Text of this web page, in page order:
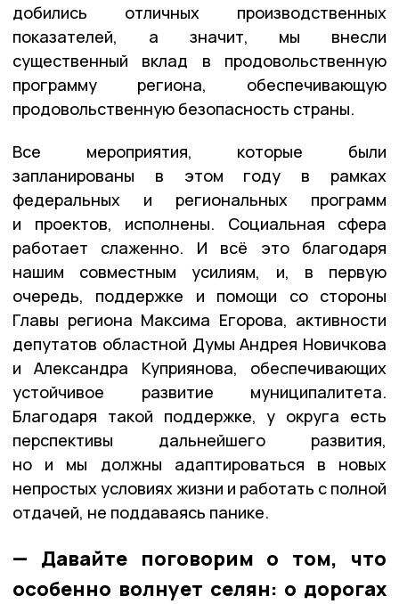
добились отличных производственных
показателей, а значит, мы внесли
существенный вклад в продовольственную
программу региона, обеспечивающую
продовольственную безопасность страны.
Все мероприятия, которые были
запланированы в этом году в рамках
федеральных и региональных программ
и проектов, исполнены. Социальная сфера
работает слаженно. И всё это благодаря
нашим совместным усилиям, и, в первую
очередь, поддержке и помощи со стороны
Главы региона Максима Егорова, активности
депутатов областной Думы Андрея Новичкова
и Александра Куприянова, обеспечивающих
устойчивое развитие муниципалитета.
Благодаря такой поддержке, у округа есть
перспективы дальнейшего развития,
но и мы должны адаптироваться в новых
непростых условиях жизни и работать с полной
отдачей, не поддаваясь панике.
— Давайте поговорим о том, что
особенно волнует селян: о дорогах